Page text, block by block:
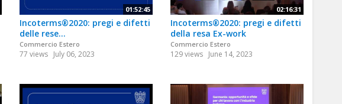
01:52:45
Incoterms®2020: pregi e difetti
delle rese...
Commercio Estero
77 views July 06, 2023
02:16:31
Incoterms®2020: pregi e difetti
della resa Ex-work
Commercio Estero
129 views June 14, 2023